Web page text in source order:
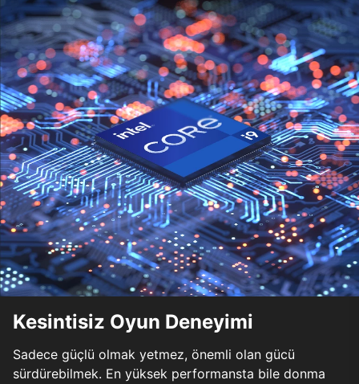
Kesintisiz Oyun Deneyimi
Sadece güçlü olmak yetmez, önemli olan gücü
sürdürebilmek. En yüksek performansta bile donma